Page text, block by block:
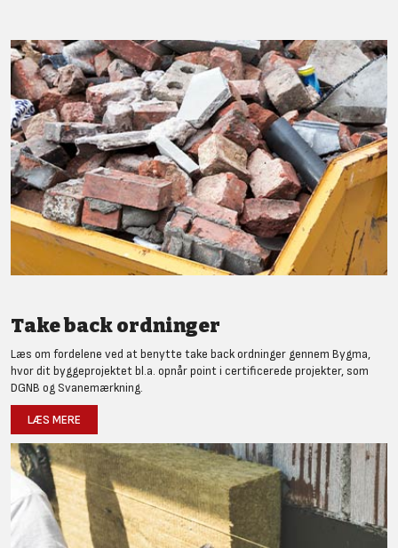
Take back ordninger
Læs om fordelene ved at benytte take back ordninger gennem Bygma,
hvor dit byggeprojektet bl.a. opnår point i certificerede projekter, som
DGNB og Svanemærkning.
LÆS MERE